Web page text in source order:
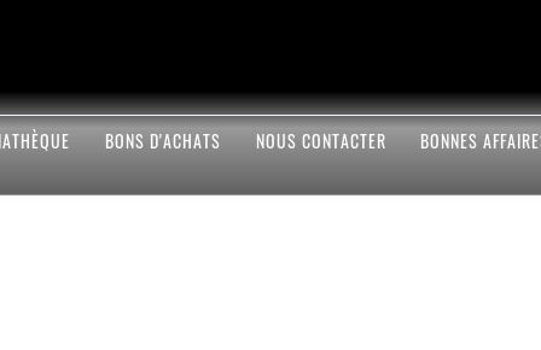
BONS D'ACHATS NOUS CONTACTER BONNES